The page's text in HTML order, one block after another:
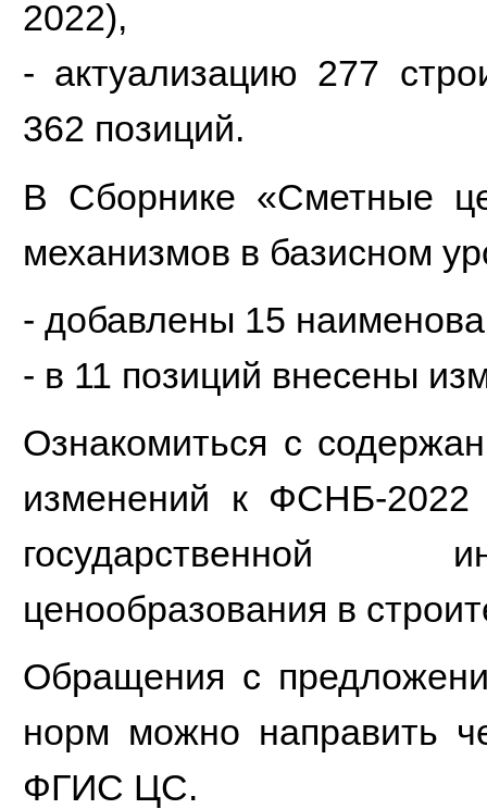
2022),
- актуализацию 277
362 позиций.
В Сборнике «Сметные
механизмов в базисном
- добавлены 15
- в 11 позиций внесены
Ознакомиться с
изменений к ФСНБ-
государственной
ценообразования в
Обращения с
норм можно направить
ФГИС ЦС.